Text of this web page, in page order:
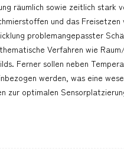
räumlich sowie zeitlich stark
und das
problemangepasster
Verfahren wie
Ferner sollen neben
werden, was eine
zur optimalen